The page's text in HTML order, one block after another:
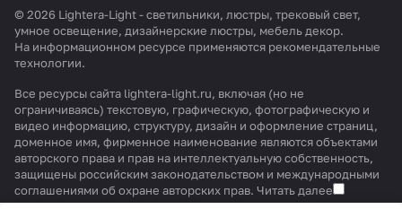
© 2026 Lightera-Light - светильники, люстры, трековый свет,
умное освещение, дизайнерские люстры, мебель декор.
На информационном ресурсе применяются рекомендательные
технологии.
Все ресурсы сайта lightera-light.ru, включая (но не
ограничиваясь) текстовую, графическую, фотографическую и
видео информацию, структуру, дизайн и оформление страниц,
доменное имя, фирменное наименование являются объектами
авторского права и прав на интеллектуальную собственность,
защищены российским законодательством и международными
соглашениями об охране авторских прав. Читать далее